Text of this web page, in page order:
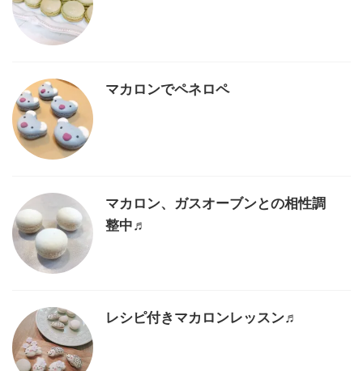
マカロンでペネロペ
マカロン、ガスオーブンとの相性調
整中♬
レシピ付きマカロンレッスン♬